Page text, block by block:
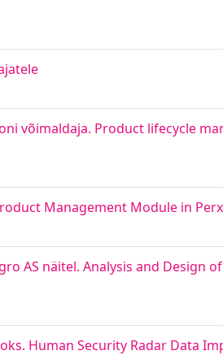
võimaldaja. Product lifecycle
Management Module in
AS näitel. Analysis and Design
Human Security Radar Data